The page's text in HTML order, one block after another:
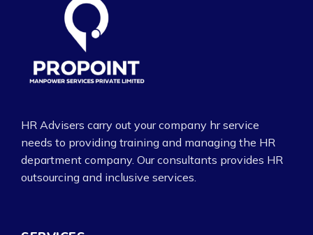
HR Advisers carry out your company hr service
needs to providing training and managing the HR
department company. Our consultants provides HR
outsourcing and inclusive services.